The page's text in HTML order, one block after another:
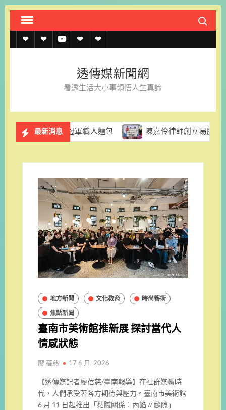
Skip
content
Search
透
約
透
上
記
單
透 聯
我
官
LINE
透傳媒新聞網
看透生活大小事領悟人生真諦
最新消息
冠軍職人麵包 陳嘉伶律師創立易勝法律事務所 以專業
地方新聞 文化教育
時尚藝術
焦點新聞
臺南市美術館推新展 探討當代人
情感狀態
廖 蓓慈 17 6 月, 2026
【透傳媒記者廖蓓慈/臺南報導】在社群媒體時
代，人們承受著各方期待與壓力。臺南市美術館
6 月 11 日起推出「黏膩關係：內餡 // 縫隙」